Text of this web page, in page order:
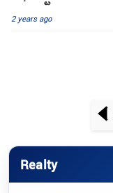
2 years ago
Realty